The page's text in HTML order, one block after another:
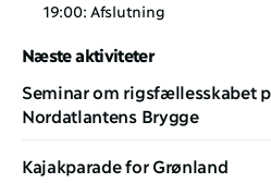
19:00: Afslutning
Næste aktiviteter
Seminar om rigsfællesskabet
Nordatlantens Brygge
Kajakparade for Grønland